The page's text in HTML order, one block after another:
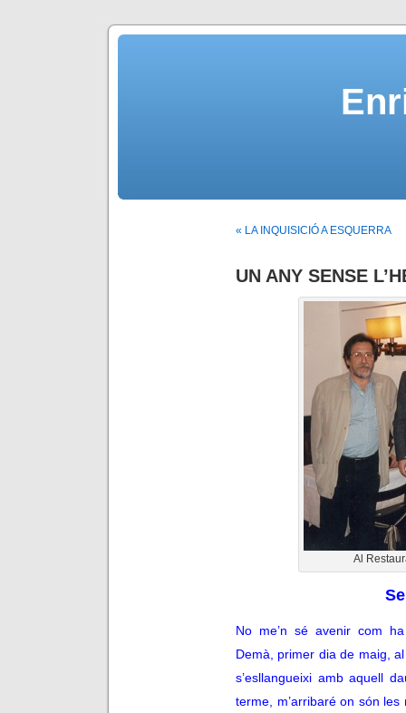
« LA INQUISICIÓ A ESQUERRA
UN ANY SENSE
Al
No me’n sé avenir com
Demà, primer dia de maig,
s’esllangueixi amb aquell
terme, m’arribaré on són